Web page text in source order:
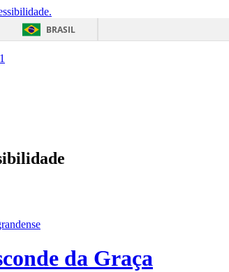
BRASIL
1
da Graça